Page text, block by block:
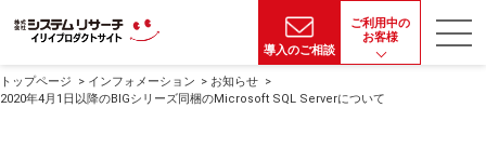
導入のご相談
ご利用中の
お客様
トップページ インフォメーション
お知らせ
2020年4月1日以降のBIGシリーズ同梱のMicrosoft SQL Serverについて